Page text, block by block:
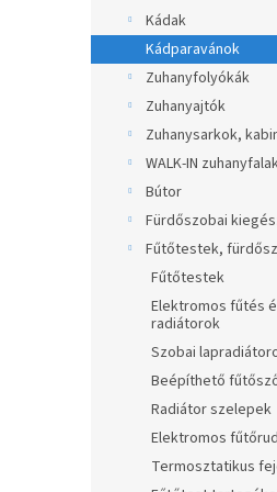
e
Kádak
Kádparavánok
Zuhanyfolyókák
Zuhanyajtók
Zuhanysarkok,
WALK-IN
Bútor
Fürdőszobai
Fűtőtestek,
Fűtőtestek
Elektromos fűtés
radiátorok
Szobai
Beépíthető
Radiátor szelepek
Elektromos
Termosztatikus